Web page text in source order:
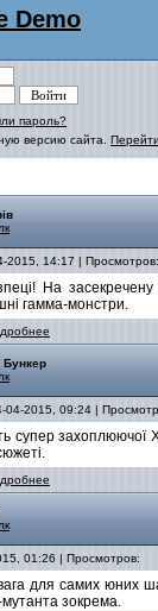
Demo
пароль?
версию сайта.
2015, 14:17 | Просмотров:
На
гамма-монстри.
Бункер
04-2015, 09:24 |
супер захоплюючої
01:26 | Просмотров:
для самих юних
мутанта зокрема.